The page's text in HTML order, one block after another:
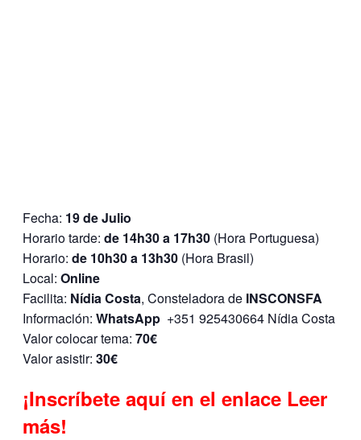
Fecha: 19 de Julio
Horario tarde: de 14h30 a 17h30 (Hora Portuguesa)
Horario: de 10h30 a 13h30 (Hora Brasil)
Local: Online
Facilita: Nídia Costa, Consteladora de INSCONSFA
Información: WhatsApp +351 925430664 Nídia Costa
Valor colocar tema: 70€
Valor asistir: 30€
¡Inscríbete aquí en el enlace Leer
más!